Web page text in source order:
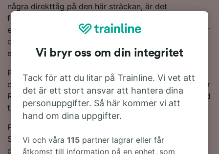
några direkttåg på den här sträckan, är det
fortfarande enkelt att resa till Salzburg Hbf från Berlin
eftersom du bara behöver göra 1 byte på resan. Under
din resa åker du antingen med ett DB- eller ÖBB-tåg,
eftersom de ha flest tåg på denna rutt.
Planera din resa och boka dina tågbiljetter på förhand
om du vill få de billigaste biljettpriserna. Sök bara i vår
Reseplanerare för att se de senaste biljettpriserna med
tåg från Berlin till Salzburg Hbf.
Fortsätt läsa för mer information om tågresan till
Salzburg Hbf, inklusive Vanliga frågor, tidtabeller med
de första och sista tågtiderna, samt tips på hur man
Vi bryr oss om din integritet
Tack för att du litar på Trainline. Vi vet att
det är ett stort ansvar att hantera dina
personuppgifter. Så här kommer vi att
hand om dina uppgifter.
Vi och våra115 partner lagrar eller får
åtkomst till information på en enhet, som